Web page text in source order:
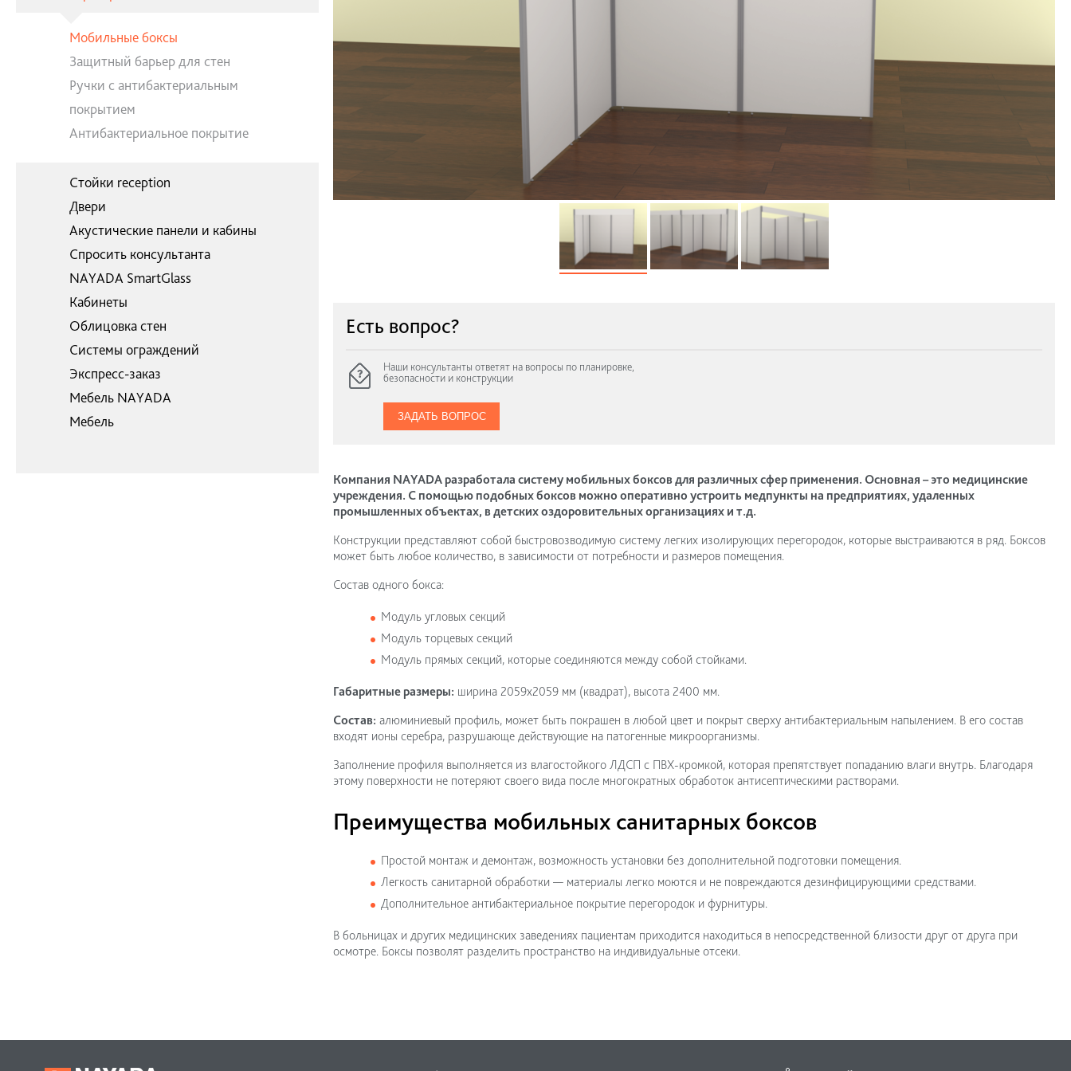
Мобильные боксы
Защитный барьер для стен
Ручки с антибактериальным
покрытием
Антибактериальное покрытие
Стойки reception
Двери
Акустические панели и кабины
Спросить консультанта
NAYADA SmartGlass
Кабинеты
Облицовка стен
Системы ограждений
Экспресс-заказ
Мебель NAYADA
Мебель
Есть вопрос?
Наши консультанты ответят на вопросы по планировке,
безопасности и конструкции
ЗАДАТЬ ВОПРОС
Компания NAYADA разработала систему мобильных боксов для различных сфер применения. Основная – это медицинские
учреждения. С помощью подобных боксов можно оперативно устроить медпункты на предприятиях, удаленных
промышленных объектах, в детских оздоровительных организациях и т.д.
Конструкции представляют собой быстровозводимую систему легких изолирующих перегородок, которые выстраиваются в ряд. Боксов
может быть любое количество, в зависимости от потребности и размеров помещения.
Состав одного бокса:
Модуль угловых секций
Модуль торцевых секций
Модуль прямых секций, которые соединяются между собой стойками.
Габаритные размеры: ширина 2059х2059 мм (квадрат), высота 2400 мм.
Состав: алюминиевый профиль, может быть покрашен в любой цвет и покрыт сверху антибактериальным напылением. В его состав
входят ионы серебра, разрушающе действующие на патогенные микроорганизмы.
Заполнение профиля выполняется из влагостойкого ЛДСП с ПВХ-кромкой, которая препятствует попаданию влаги внутрь. Благодаря
этому поверхности не потеряют своего вида после многократных обработок антисептическими растворами.
Преимущества мобильных санитарных боксов
Простой монтаж и демонтаж, возможность установки без дополнительной подготовки помещения.
Легкость санитарной обработки — материалы легко моются и не повреждаются дезинфицирующими средствами.
Дополнительное антибактериальное покрытие перегородок и фурнитуры.
В больницах и других медицинских заведениях пациентам приходится находиться в непосредственной близости друг от друга при
осмотре. Боксы позволят разделить пространство на индивидуальные отсеки.